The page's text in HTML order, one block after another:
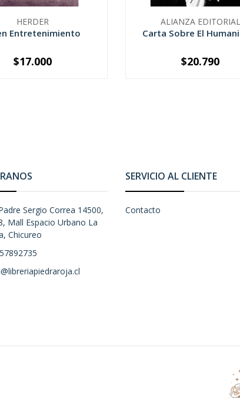
HERDER
Entretenimiento
+
$17.000
ALIANZA EDITORIAL
Carta Sobre El
+
$20.790
Sergio Correa 14500,
Mall Espacio Urbano La
Chicureo
SERVICIO AL CLIENTE
Contacto